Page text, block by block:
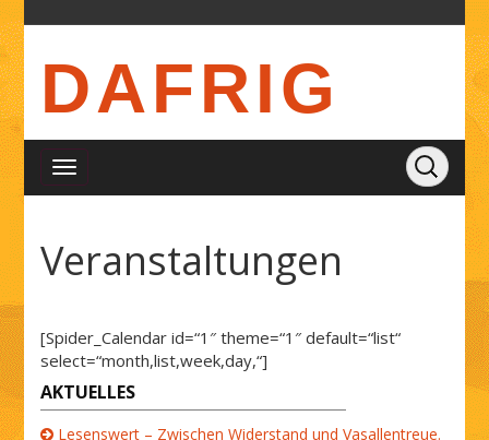
DAFRIG
Veranstaltungen
[Spider_Calendar id=“1″ theme=“1″ default=“list“
select=“month,list,week,day,“]
AKTUELLES
Lesenswert – Zwischen Widerstand und Vasallentreue.